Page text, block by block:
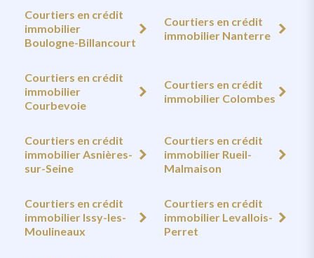
Courtiers en crédit
immobilier
Boulogne-Billancourt
Courtiers en crédit
immobilier Nanterre
Courtiers en crédit
immobilier
Courbevoie
Courtiers en crédit
immobilier Colombes
Courtiers en crédit
immobilier Asnières-
sur-Seine
Courtiers en crédit
immobilier Rueil-
Malmaison
Courtiers en crédit
immobilier Issy-les-
Moulineaux
Courtiers en crédit
immobilier Levallois-
Perret